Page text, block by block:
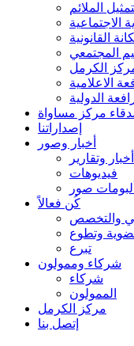
الملائم
الاجتماعية
القانونية
المجتمعي
الكرمل
الاعلامية
الدولية
مركز مساواة
إصداراتنا
أخبار وصور
أخبار وتقارير
فيديوهات
ألبومات صور
كُن فعالاً
والتخصص
وتطوع
تبرع
شركاء وممولون
شركاء
الممولون
مركز الكرمل
إتصل بنا